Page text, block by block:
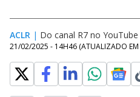
ACLR | Do canal R7 no YouTube
21/02/2025 - 14H46 (ATUALIZADO EM